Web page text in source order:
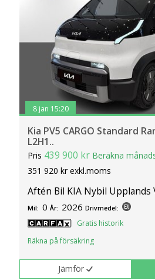
8 jan 15:20
Kia PV5 CARGO Standard
L2H1..
Pris 439 900 kr Beräkna
351 920 kr exkl.moms
Aftén Bil KIA Nybil Upplands
Mil: 0 År: 2026 Drivmedel:
Gratis historik
Räkna på försäkring
Jämför